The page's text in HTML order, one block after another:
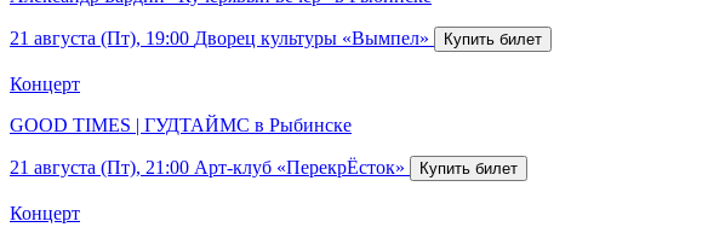
21 августа (Пт), 19:00 Дворец культуры «Вымпел»
Концерт
GOOD TIMES | ГУДТАЙМС в Рыбинске
21 августа (Пт), 21:00 Арт-клуб «ПерекрЁсток»
Концерт